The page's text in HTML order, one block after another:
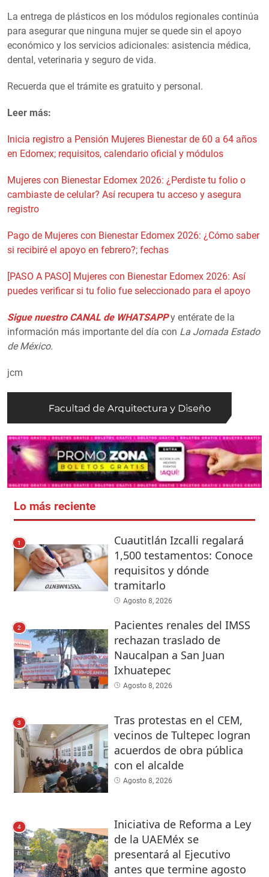
La entrega de plásticos en los módulos regionales continúa
para asegurar que ninguna mujer se quede sin el apoyo
económico y los servicios adicionales: asistencia médica,
dental, veterinaria y seguro de vida.
Recuerda que el trámite es gratuito y personal.
Leer más:
Inicia registro a Pensión Mujeres Bienestar de 60 a 64 años
en Edomex; requisitos, calendario oficial y módulos
Mujeres con Bienestar Edomex 2026: ¿Perdiste tu folio o
cambiaste de celular? Así recupera tu acceso y asegura
registro
Pago de Mujeres con Bienestar Edomex 2026: ¿Cómo saber
si recibiré el apoyo en febrero?; fechas
[PASO A PASO] Mujeres con Bienestar Edomex 2026: Así
puedes verificar si tu folio fue seleccionado para el apoyo
Sigue nuestro CANAL de WHATSAPP y entérate de la
información más importante del día con La Jornada Estado
de México.
jcm
Lo más reciente
1
Cuautitlán Izcalli regalará
1,500 testamentos: Conoce
requisitos y dónde
tramitarlo
Agosto 8, 2026
2
Pacientes renales del IMSS
rechazan traslado de
Naucalpan a San Juan
Ixhuatepec
Agosto 8, 2026
3
Tras protestas en el CEM,
vecinos de Tultepec logran
acuerdos de obra pública
con el alcalde
Agosto 8, 2026
4
Iniciativa de Reforma a Ley
de la UAEMéx se
presentará al Ejecutivo
antes que termine agosto